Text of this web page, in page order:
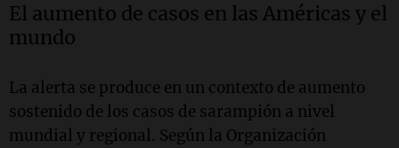
El aumento de casos en las Américas y el
mundo
La alerta se produce en un contexto de aumento
sostenido de los casos de sarampión a nivel
mundial y regional. Según la Organización